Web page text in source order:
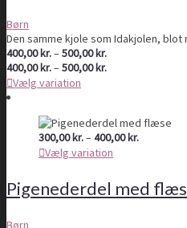
Børn
Den samme kjole som Idakjolen,
400,00kr.–500,00kr.Prisinterval:
400,00 kr.
400,00kr.–500,00kr.Prisinterval:
Vælg variation
300,00kr.–400,00kr.Prisinterval:
400,00 kr.
Vælg variation
Pigenederdel med